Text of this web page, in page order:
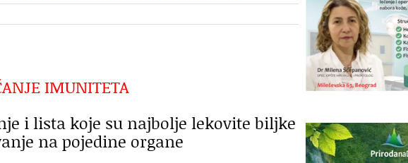
IMUNITETA
i lista koje su najbolje lekovite biljke
na pojedine organe